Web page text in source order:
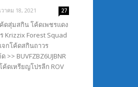
าคม 18, 2021 27
ดสุ่มสกิน โค้ดเพชรแดง
Krizzix Forest Squad
จกโค้ดสกินถาวร
>> BUVFZBZ6UJBNR
ดเหรียญโปรลีก ROV